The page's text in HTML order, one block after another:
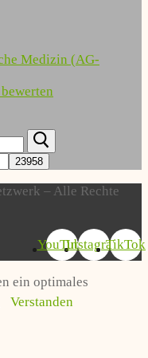
Medizin (AG-
– Alle Rechte
YouTubeInstagramTikTok
ein optimales
Verstanden